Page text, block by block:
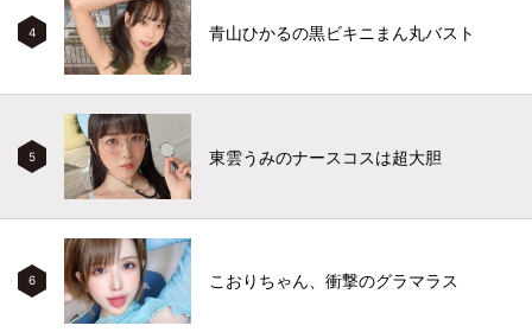
4 青山ひかるの黒ビキニまん丸バスト
5 東雲うみのナースコスは超大胆
6 こおりちゃん、衝撃のグラマラス